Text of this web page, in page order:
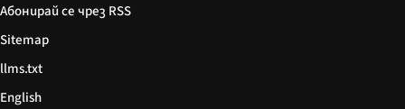
Абонирай се чрез RSS
Sitemap
llms.txt
English